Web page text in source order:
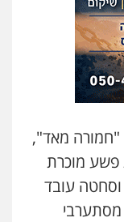
אסירים
וחקירות
מאד",
מוכרת
וסחטה עובד
מסתערבי